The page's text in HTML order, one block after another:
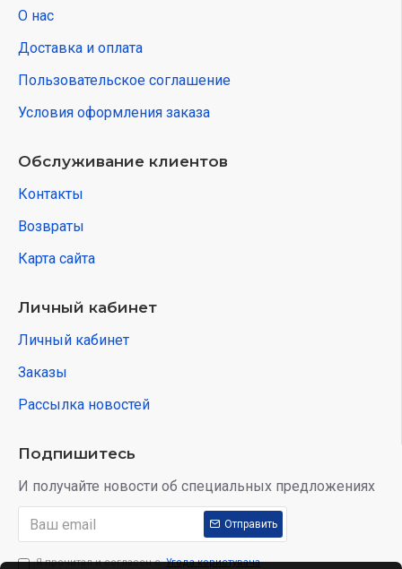
О нас
Доставка и оплата
Пользовательское соглашение
Условия оформления заказа
Обслуживание клиентов
Контакты
Возвраты
Карта сайта
Личный кабинет
Личный кабинет
Заказы
Рассылка новостей
Подпишитесь
И получайте новости об специальных предложениях
Отправить
Я прочитал и согласен с Угода користувача